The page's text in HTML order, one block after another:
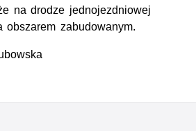
na drodze jednojezdniowej
obszarem zabudowanym.